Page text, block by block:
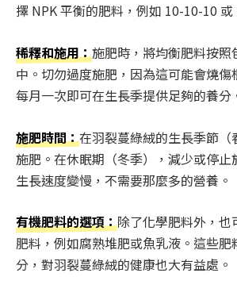
擇 NPK 平衡的肥料，例如 10-10-10 或
稀釋和施用：施肥時，將均衡肥料按照
中。切勿過度施肥，因為這可能會燒傷
每月一次即可在生長季提供足夠的養分
施肥時間：在羽裂蔓綠絨的生長季節（
施肥。在休眠期（冬季），減少或停止
生長速度變慢，不需要那麼多的營養。
有機肥料的選項：除了化學肥料外，也
肥料，例如腐熟堆肥或魚乳液。這些肥
分，對羽裂蔓綠絨的健康也大有益處。